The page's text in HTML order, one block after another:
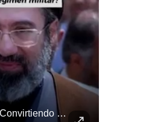
¿Irán Se Está Convirtiendo En Un Régimen Militar? | #radar24